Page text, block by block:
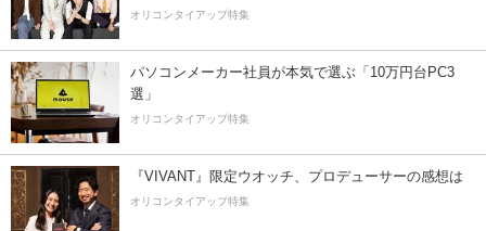
オリコンタイアップ特集
パソコンメーカー社員が本気で選ぶ「10万円台PC3
選」
オリコンタイアップ特集
『VIVANT』限定ウオッチ、プロデューサーの感想は
オリコンタイアップ特集